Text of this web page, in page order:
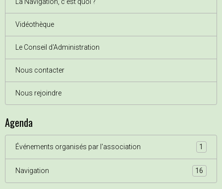
Vidéothèque
Le Conseil d'Administration
Nous contacter
Nous rejoindre
Agenda
Événements organisés par l'association 1
Navigation 16